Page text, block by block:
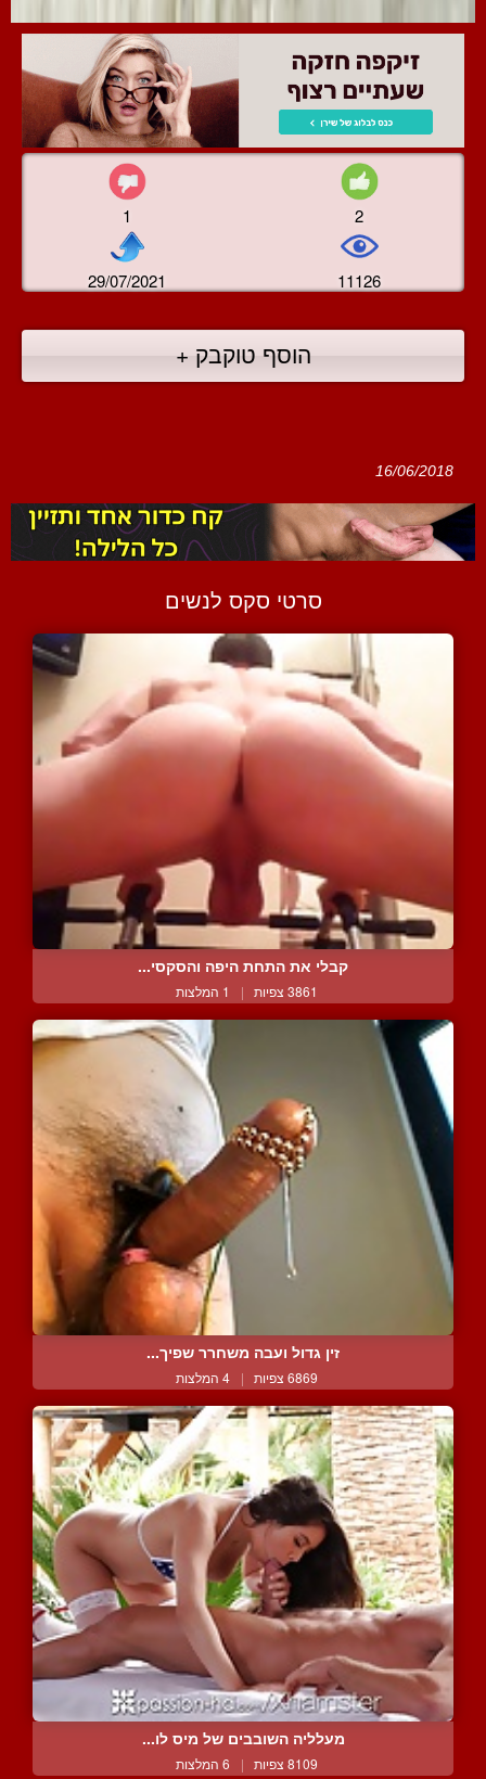
1 2
29/07/2021 11126
הוסף טוקבק +
16/06/2018
סרטי סקס לנשים
קבלי את התחת היפה והסקסי...
3861 צפיות | 1 המלצות
זין גדול ועבה משחרר שפיך...
6869 צפיות | 4 המלצות
מעלליה השובבים של מיס לו...
8109 צפיות | 6 המלצות